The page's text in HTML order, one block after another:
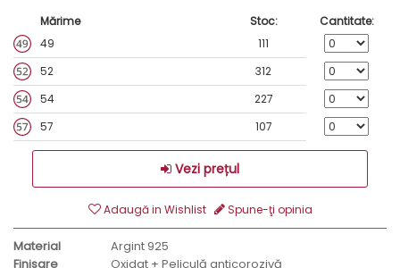
Mărime Stoc:
Cantitate:
49
111
52
312
54
227
57
107
Vezi prețul
Adaugă in Wishlist Spune-ţi opinia
Material
Argint 925
Finisare
Oxidat + Peliculă anticorozivă